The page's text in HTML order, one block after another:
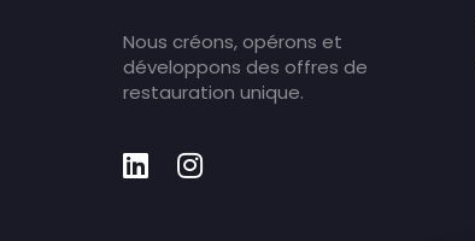
Nous créons, opérons et
développons des offres de
restauration unique.